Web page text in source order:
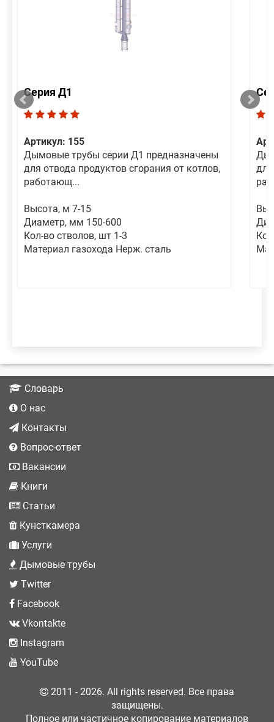
Серия Д1
Артикул: 155
Дымовые трубы серии Д1 предназначены
для отвода продуктов сгорания от котлов,
работающ...
Высота, м 7-15
Диаметр, мм 150-600
Кол-во стволов, шт 1-3
Материал газохода Нерж. сталь
Словарь
О нас
Контакты
Вопрос-ответ
Вакансии
Книги
Статьи
Кунсткамера
Услуги
Дымовые трубы
Twitter
Facebook
Vkontakte
Instagram
YouTube
2011 - 2026. All rights reserved. Все права
защищены.
Полное или частичное копирование материалов